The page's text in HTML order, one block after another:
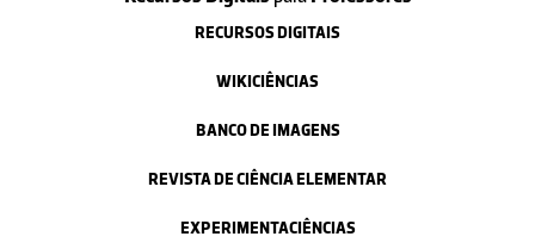
RECURSOS DIGITAIS
WIKICIÊNCIAS
BANCO DE IMAGENS
REVISTA DE CIÊNCIA ELEMENTAR
EXPERIMENTACIÊNCIAS